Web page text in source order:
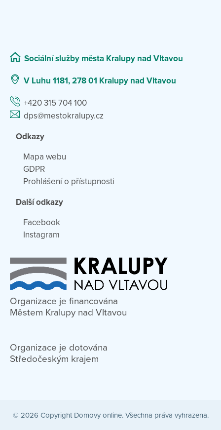
Sociální služby města Kralupy nad Vltavou
V Luhu 1181, 278 01 Kralupy nad Vltavou
+420 315 704 100
dps@mestokralupy.cz
Odkazy
Mapa webu
GDPR
Prohlášení o přístupnosti
Další odkazy
Facebook
Instagram
Organizace je financována
Městem Kralupy nad Vltavou
Organizace je dotována
Středočeským krajem
© 2026 Copyright Domovy online. Všechna práva vyhrazena.